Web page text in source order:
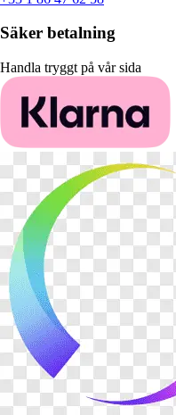
Säker betalning
Handla tryggt på vår sida